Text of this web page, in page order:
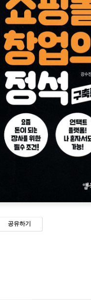
공유하기